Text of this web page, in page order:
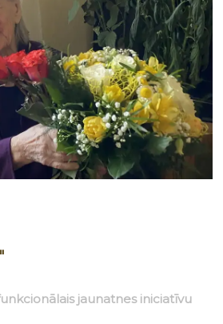
jaunatnes iniciatīvu